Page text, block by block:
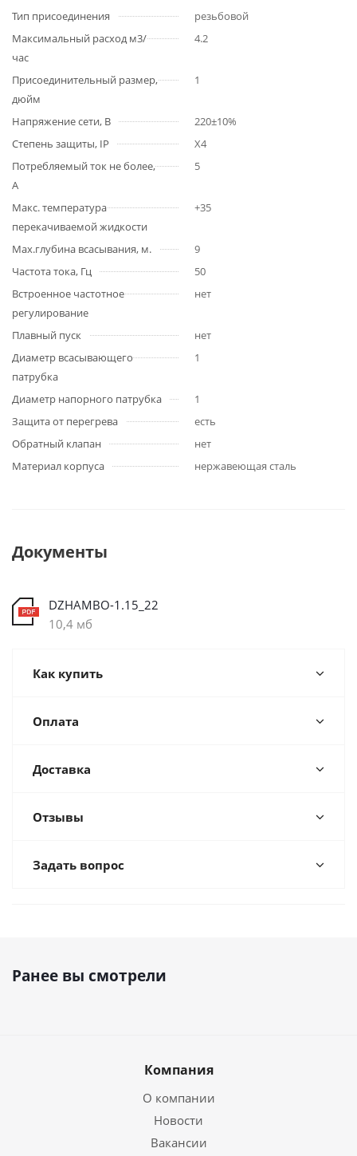
Тип присоединения
резьбовой
Максимальный расход м3/
час
4.2
Присоединительный размер,
дюйм
1
Напряжение сети, В
220±10%
Степень защиты, IP
X4
Потребляемый ток не более,
А
5
Макс. температура
перекачиваемой жидкости
+35
Мах.глубина всасывания, м.
9
Частота тока, Гц
50
Встроенное частотное
регулирование
нет
Плавный пуск
нет
Диаметр всасывающего
патрубка
1
Диаметр напорного патрубка
1
Защита от перегрева
есть
Обратный клапан
нет
Материал корпуса
нержавеющая сталь
Документы
DZHAMBO-1.15_22
10,4 мб
Как купить
Оплата
Доставка
Отзывы
Задать вопрос
Ранее вы смотрели
Компания
О компании
Новости
Вакансии